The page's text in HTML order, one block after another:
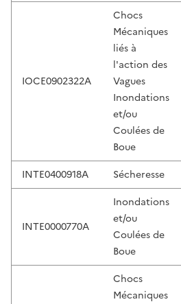
IOCE0902322A
Chocs
Mécaniques
liés à
l'action des
Vagues
Inondations
et/ou
Coulées de
Boue
INTE0400918A Sécheresse
INTE0000770A
Inondations
et/ou
Coulées de
Boue
Chocs
Mécaniques